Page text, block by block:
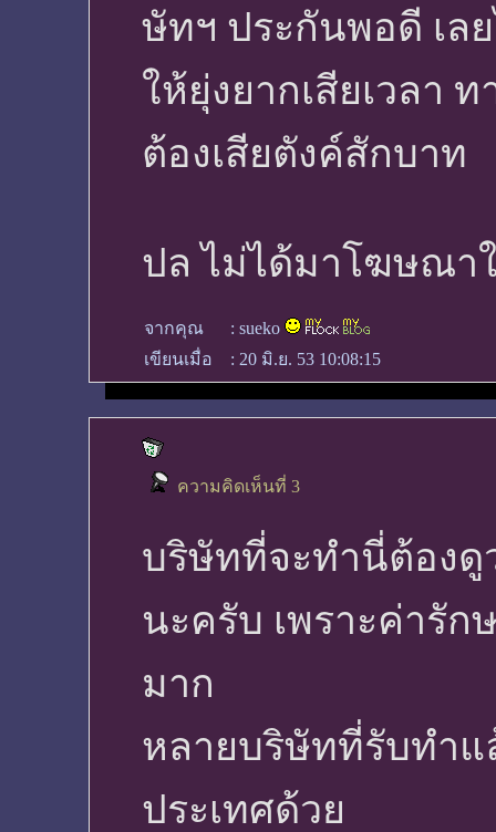
ษัทฯ ประกันพอดี เล
ให้ยุ่งยากเสียเวลา
ต้องเสียตังค์สักบาท
ปล ไม่ได้มาโฆษณา
จากคุณ : sueko
เขียนเมื่อ
: 20 มิ.ย. 53 10:08:15
ความคิดเห็นที่ 3
บริษัทที่จะทำนี่ต้องดู
นะครับ เพราะค่ารัก
มาก
หลายบริษัทที่รับทำ
ประเทศด้วย